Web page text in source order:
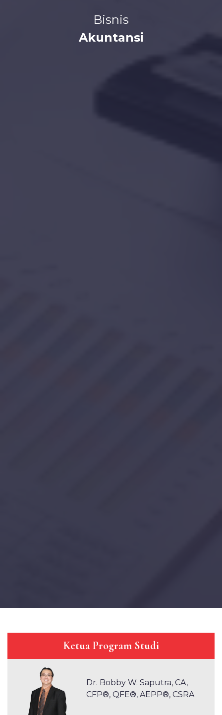
Bisnis
Akuntansi
Ketua Program Studi
Dr. Bobby W. Saputra, CA,
CFP®️, QFE®️, AEPP®️, CSRA